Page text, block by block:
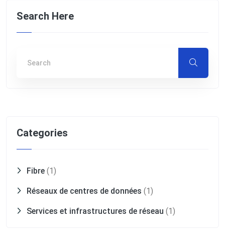
Search Here
Categories
Fibre (1)
Réseaux de centres de données (1)
Services et infrastructures de réseau (1)